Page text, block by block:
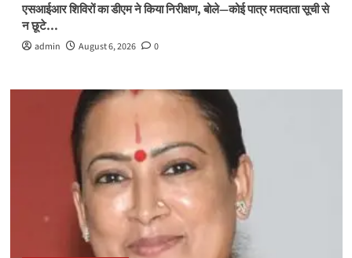
एसआईआर शिविरों का डीएम ने किया निरीक्षण, बोले—कोई पात्र मतदाता सूची से
न छूटे…
admin August 6, 2026 0